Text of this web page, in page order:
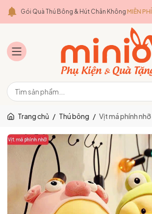
Gói Quà Thú Bông & Hút Chân Không MIỄN PHÍ
Trang chủ / Thú bông / Vịt má phính nhỡ